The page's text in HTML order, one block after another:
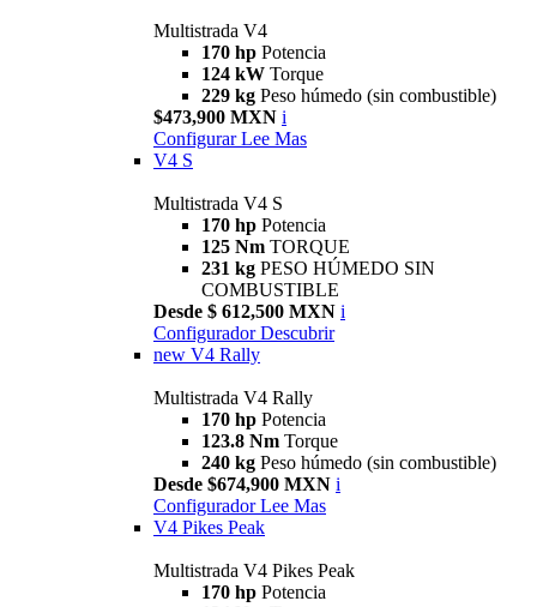
Multistrada V4
170 hp Potencia
124 kW Torque
229 kg Peso húmedo (sin combustible)
$473,900 MXN i
Configurar Lee Mas
V4 S
Multistrada V4 S
170 hp Potencia
125 Nm TORQUE
231 kg PESO HÚMEDO SIN
COMBUSTIBLE
Desde $ 612,500 MXN i
Configurador Descubrir
new V4 Rally
Multistrada V4 Rally
170 hp Potencia
123.8 Nm Torque
240 kg Peso húmedo (sin combustible)
Desde $674,900 MXN i
Configurador Lee Mas
V4 Pikes Peak
Multistrada V4 Pikes Peak
170 hp Potencia